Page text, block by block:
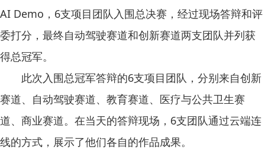
AI Demo，6支项目团队入围总决赛，经过现场答辩和评
委打分，最终自动驾驶赛道和创新赛道两支团队并列获
得总冠军。
此次入围总冠军答辩的6支项目团队，分别来自创新
赛道、自动驾驶赛道、教育赛道、医疗与公共卫生赛
道、商业赛道。在当天的答辩现场，6支团队通过云端连
线的方式，展示了他们各自的作品成果。